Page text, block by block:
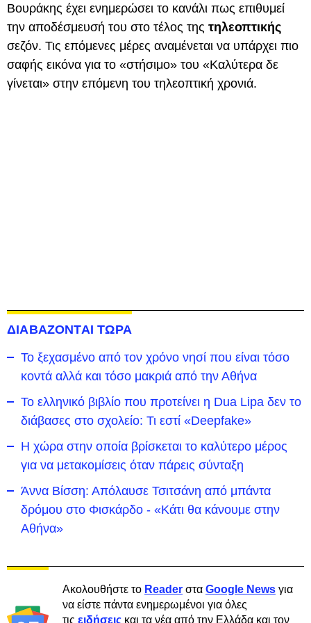
Βουράκης έχει ενημερώσει το κανάλι πως επιθυμεί
την αποδέσμευσή του στο τέλος της τηλεοπτικής
σεζόν. Τις επόμενες μέρες αναμένεται να υπάρχει πιο
σαφής εικόνα για το «στήσιμο» του «Καλύτερα δε
γίνεται» στην επόμενη του τηλεοπτική χρονιά.
ΔΙΑΒΑΖΟΝΤΑΙ ΤΩΡΑ
To ξεχασμένο από τον χρόνο νησί που είναι τόσο
κοντά αλλά και τόσο μακριά από την Αθήνα
Το ελληνικό βιβλίο που προτείνει η Dua Lipa δεν το
διάβασες στο σχολείο: Τι εστί «Deepfake»
Η χώρα στην οποία βρίσκεται το καλύτερο μέρος
για να μετακομίσεις όταν πάρεις σύνταξη
Άννα Βίσση: Απόλαυσε Τσιτσάνη από μπάντα
δρόμου στο Φισκάρδο - «Κάτι θα κάνουμε στην
Αθήνα»
Ακολουθήστε το Reader στα Google News για
να είστε πάντα ενημερωμένοι για όλες
τις ειδήσεις και τα νέα από την Ελλάδα και τον